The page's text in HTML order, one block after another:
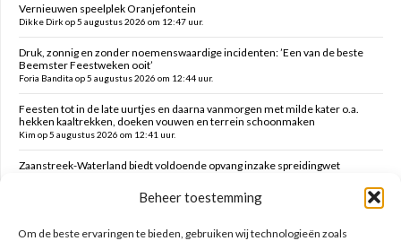
Beheer toestemming
Om de beste ervaringen te bieden, gebruiken wij technologieën zoals
Vernieuwen speelplek Oranjefontein
Dikke Dirk op 5 augustus 2026 om 12:47 uur.
Druk, zonnig en zonder noemenswaardige incidenten: ’Een van de beste
Beemster Feestweken ooit’
Foria Bandita op 5 augustus 2026 om 12:44 uur.
Feesten tot in de late uurtjes en daarna vanmorgen met milde kater o.a.
hekken kaaltrekken, doeken vouwen en terrein schoonmaken
Kim op 5 augustus 2026 om 12:41 uur.
Zaanstreek-Waterland biedt voldoende opvang inzake spreidingwet